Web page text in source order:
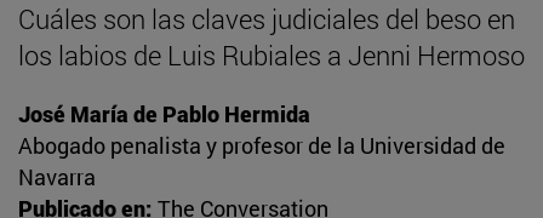
Cuáles son las claves judiciales del beso en
los labios de Luis Rubiales a Jenni Hermoso
José María de Pablo Hermida
Abogado penalista y profesor de la Universidad de
Navarra
Publicado en: The Conversation